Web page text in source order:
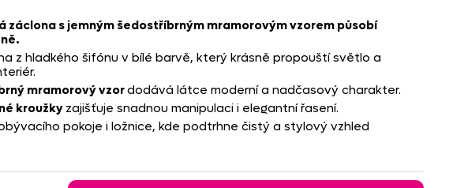
záclona s jemným šedostříbrným mramorovým vzorem působí
z hladkého šifónu v bílé barvě, který krásně propouští světlo a
mramorový vzordodává látce moderní a nadčasový charakter.
kroužky zajišťuje snadnou manipulaci i elegantní řasení.
pokoje i ložnice, kde podtrhne čistý a stylový vzhled